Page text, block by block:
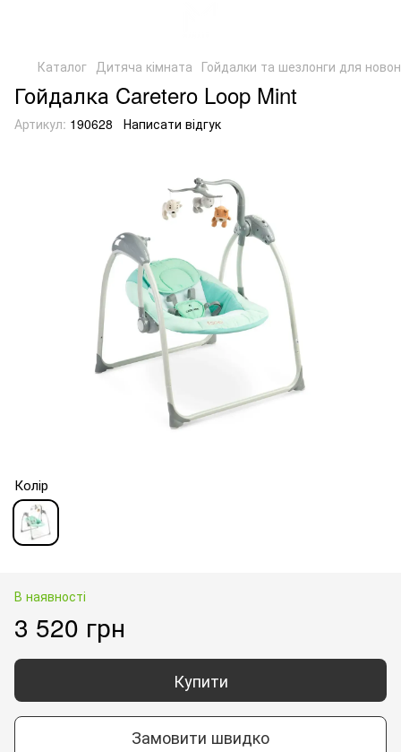
Каталог Дитяча кімната Гойдалки та шезлонги для
Гойдалка Caretero Loop Mint
Артикул: 190628 Написати відгук
Колір
В наявності
3 520 грн
Купити
Замовити швидко